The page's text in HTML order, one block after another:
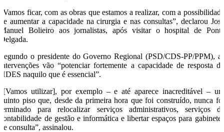
“Vamos ficar, com as obras que estamos a realizar, com a possibilidade
de aumentar a capacidade na cirurgia e nas consultas”, declarou José
Manuel Bolieiro aos jornalistas, após visitar o hospital de Ponta
Delgada.
Segundo o presidente do Governo Regional (PSD/CDS-PP/PPM), as
intervenções vão “potenciar fortemente a capacidade de resposta do
HDES naquilo que é essencial”.
“[Vamos utilizar], por exemplo – e até aparece inacreditável – um
quinto piso que, desde da primeira hora que foi construído, nunca foi
terminado para relocalizar serviços administrativos, serviços de
contabilidade de gestão e informática e libertar espaços para gabinetes
de consulta”, assinalou.